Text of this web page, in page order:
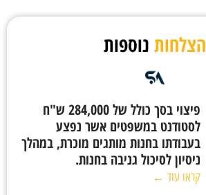
הצלחות נוספות
פיצוי בסך כולל של 284,000 ש"ח
לסטודנט במשפטים אשר נפצע
בעבודתו בחנות מותגים מוכרת, במהלך
ניסיון לסיכול גניבה בחנות.
קראו עוד ←